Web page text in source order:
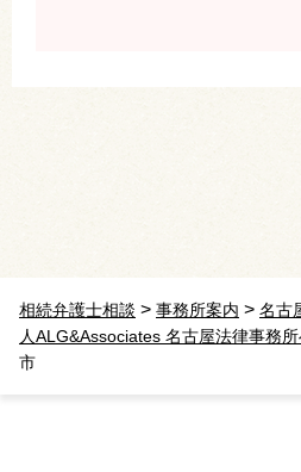
相続弁護士相談 > 事務所案内 > 名古
人ALG&Associates 名古屋法律事務所
市